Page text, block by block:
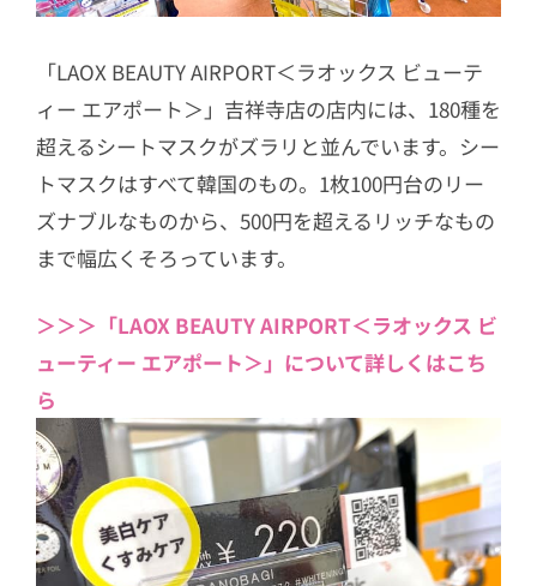
メティックス＞CICA＜シカ＞マスク
7.1特別なガーゼを使ったマスクで潤
いとハリ感がUP
「LAOX BEAUTY AIRPORT＜ラオックス ビューテ
ィー エアポート＞」吉祥寺店の店内には、180種を
超えるシートマスクがズラリと並んでいます。シー
トマスクはすべて韓国のもの。1枚100円台のリー
ズナブルなものから、500円を超えるリッチなもの
まで幅広くそろっています。
＞＞＞「LAOX BEAUTY AIRPORT＜ラオックス ビ
ューティー エアポート＞」について詳しくはこち
ら